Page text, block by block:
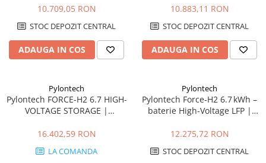
fara incalzire
10.709,05 RON
STOC DEPOZIT CENTRAL
ADAUGA IN COS
BMS integrat, scalabilă
10.883,11 RON
STOC DEPOZIT CENTRAL
ADAUGA IN COS
Pylontech
Pylontech FORCE-H2 6.7 HIGH-
VOLTAGE STORAGE |
Sungrow, Goodwe, Sofar
16.402,59 RON
LA COMANDA
Pylontech
Pylontech Force‑H2 6.7 kWh –
baterie High‑Voltage LFP |
Sungrow, Goodwe, Sofar
12.275,72 RON
STOC DEPOZIT CENTRAL